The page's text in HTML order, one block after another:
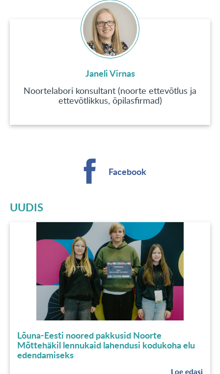
Janeli Virnas
Noortelabori konsultant (noorte ettevõtlus ja
ettevõtlikkus, õpilasfirmad)
Facebook
UUDIS
Lõuna-Eesti noored pakkusid Noorte
Mõttehäkil lennukaid lahendusi kodukoha elu
edendamiseks
Loe edasi